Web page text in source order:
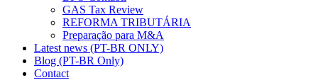
GAS Tax Review
REFORMA TRIBUTÁRIA
Preparação para M&A
Latest news (PT-BR ONLY)
Blog (PT-BR Only)
Contact